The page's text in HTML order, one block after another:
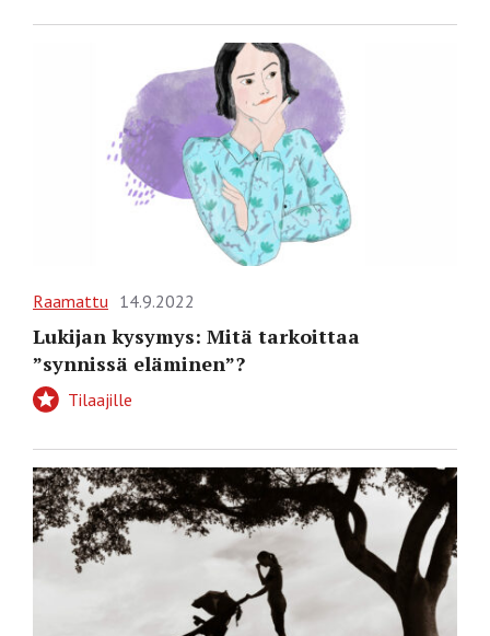
Raamattu 14.9.2022
Lukijan kysymys: Mitä tarkoittaa
”synnissä eläminen”?
Tilaajille